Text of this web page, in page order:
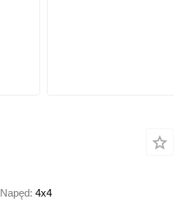
Napęd 4x4